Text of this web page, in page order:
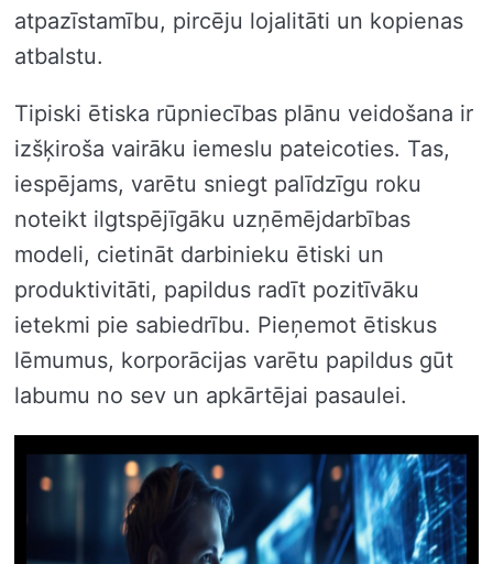
atpazīstamību, pircēju lojalitāti un kopienas
atbalstu.
Tipiski ētiska rūpniecības plānu veidošana ir
izšķiroša vairāku iemeslu pateicoties. Tas,
iespējams, varētu sniegt palīdzīgu roku
noteikt ilgtspējīgāku uzņēmējdarbības
modeli, cietināt darbinieku ētiski un
produktivitāti, papildus radīt pozitīvāku
ietekmi pie sabiedrību. Pieņemot ētiskus
lēmumus, korporācijas varētu papildus gūt
labumu no sev un apkārtējai pasaulei.